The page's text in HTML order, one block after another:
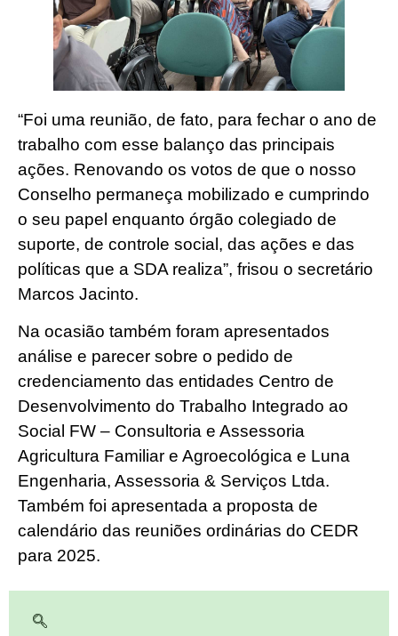
“Foi uma reunião, de fato, para fechar o ano de
trabalho com esse balanço das principais
ações. Renovando os votos de que o nosso
Conselho permaneça mobilizado e cumprindo
o seu papel enquanto órgão colegiado de
suporte, de controle social, das ações e das
políticas que a SDA realiza”, frisou o secretário
Marcos Jacinto.
Na ocasião também foram apresentados
análise e parecer sobre o pedido de
credenciamento das entidades Centro de
Desenvolvimento do Trabalho Integrado ao
Social FW – Consultoria e Assessoria
Agricultura Familiar e Agroecológica e Luna
Engenharia, Assessoria & Serviços Ltda.
Também foi apresentada a proposta de
calendário das reuniões ordinárias do CEDR
para 2025.